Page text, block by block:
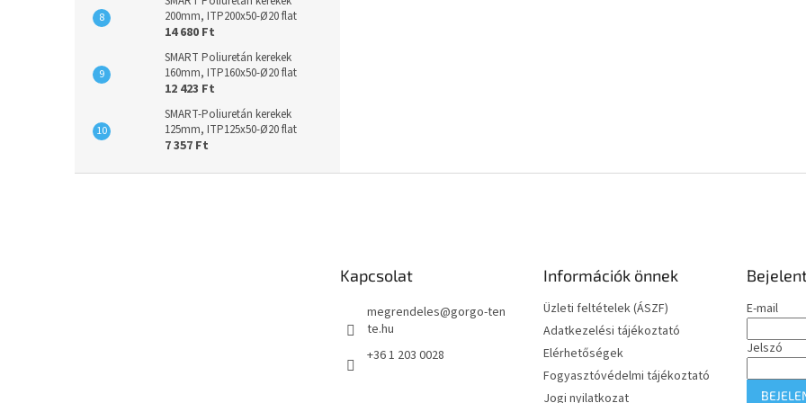
200mm, ITP200x50-Ø20 flat
14 680 Ft
SMART Poliuretán kerekek
160mm, ITP160x50-Ø20 flat
12 423 Ft
SMART-Poliuretán kerekek
125mm, ITP125x50-Ø20 flat
7 357 Ft
Kapcsolat
megrendeles@gorgo-ten
te.hu
+36 1 203 0028
Információk önnek
Üzleti feltételek (ÁSZF)
Adatkezelési tájékoztató
Elérhetőségek
Fogyasztóvédelmi tájékoztató
Jogi nyilatkozat
E-mail
Jelszó